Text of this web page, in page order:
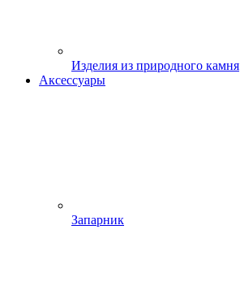
Изделия из природного камня
Аксессуары
Запарник